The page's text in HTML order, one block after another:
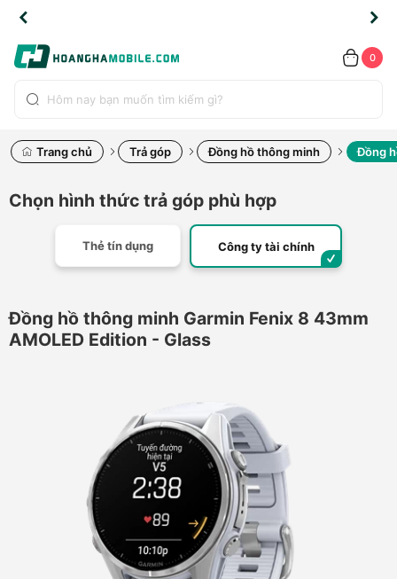
0
Trang chủ Trả góp Đồng hồ thông minh Đồng
Chọn hình thức trả góp phù hợp
Thẻ tín dụng Công ty tài chính
Đồng hồ thông minh Garmin Fenix 8 43mm
AMOLED Edition - Glass